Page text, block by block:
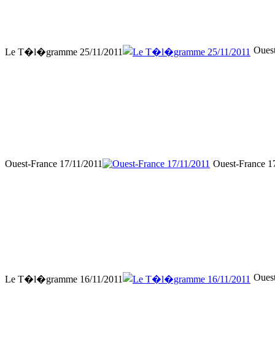
Le T�l�gramme 25/11/2011
Ouest-France 17/11/2011 Ouest-France
Le T�l�gramme 16/11/2011